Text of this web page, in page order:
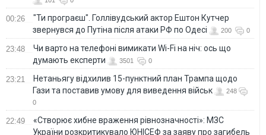
00:26
"Ти програєш". Голлівудський актор Ештон Кутчер
звернувся до Путіна після атаки РФ по Одесі
200 0
23:48
Чи варто на телефонi вимикати Wi-Fi на ніч: ось що
думають експерти
3501 0
23:21
Нетаньягу відхилив 15-пунктний план Трампа щодо
Гази та поставив умову для виведення військ
248
0
22:49
«Створює хибне враження рівнозначності»: МЗС
України розкритикувало ЮНІСЕФ за заяву про загибель